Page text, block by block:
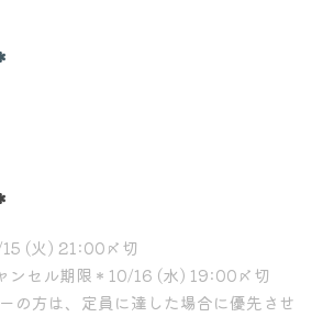
(火) 21:00〆切
ンセル期限＊10/16 (水) 19:00〆切
の方は、定員に達した場合に優先させ